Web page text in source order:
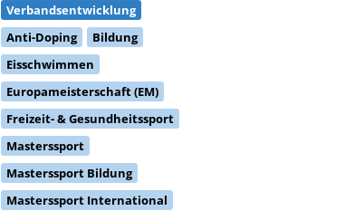
Verbandsentwicklung
Anti-Doping
Bildung
Eisschwimmen
Europameisterschaft (EM)
Freizeit- & Gesundheitssport
Masterssport
Masterssport Bildung
Masterssport International